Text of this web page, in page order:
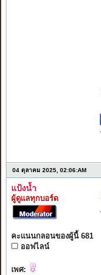
04 ตุลาคม 2025, 02:06:AM
แป้งน้ำ
ผู้ดูแลทุกบอร์ด
คะแนนกลอนของผู้นี้ 681
ออฟไลน์
เพศ: